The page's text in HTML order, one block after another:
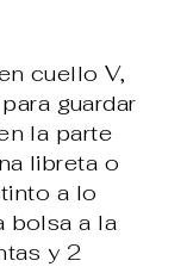
cuello V,
guardar
la parte
libreta o
a lo
bolsa a la
y 2